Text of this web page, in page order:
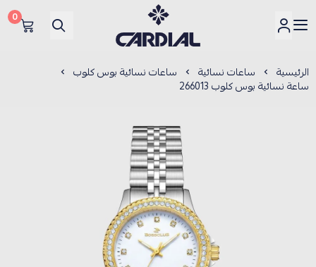
كارديــال
0
الرئيسية ساعات نسائية ساعات نسائية بوس كلوب
ساعة نسائية بوس كلوب 266013